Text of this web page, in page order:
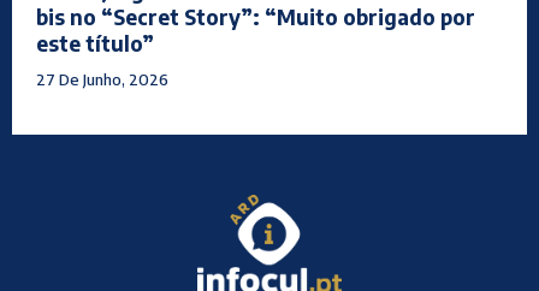
bis no “Secret Story”: “Muito obrigado por
este título”
27 De Junho, 2026